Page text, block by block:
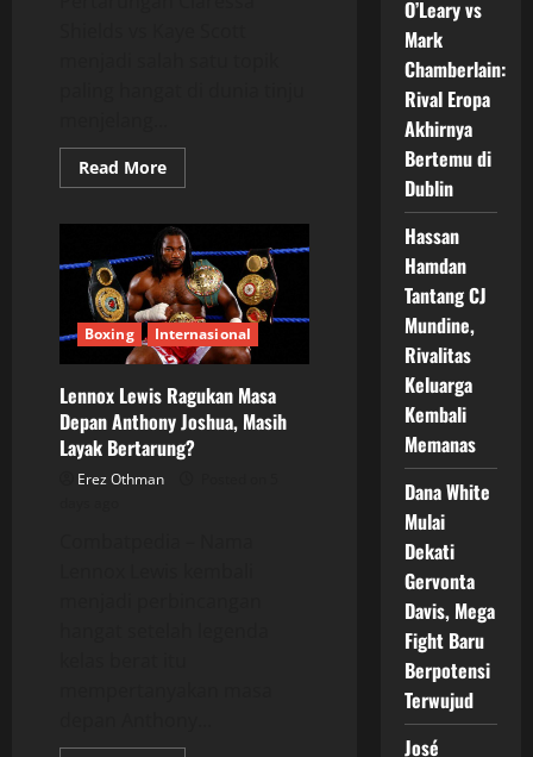
Read MoreRead
more
Shields
Siap
Rebut
Gelar
Kaye
Scott
dalam
Duel
Dunia
15
Agustus
Boxing Internasional
Lennox Lewis Ragukan Masa
Depan Anthony Joshua, Masih
Layak Bertarung?
Erez Othman
O’Leary vs
Mark
Chamberlain:
Rival Eropa
Akhirnya
Bertemu di
Dublin
Hassan
Hamdan
Tantang CJ
Mundine,
Rivalitas
Keluarga
Kembali
Memanas
Dana White
Mulai
Dekati
Gervonta
Davis, Mega
Fight Baru
Berpotensi
Terwujud
José